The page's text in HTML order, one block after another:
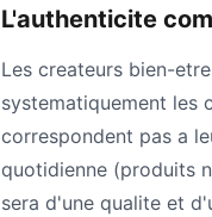
L'authenticite
Les createurs bien-
systematiquement les
correspondent pas a
quotidienne (produits
sera d'une qualite et